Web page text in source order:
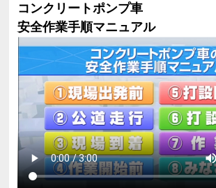
コンクリートポンプ車
安全作業手順マニュアル